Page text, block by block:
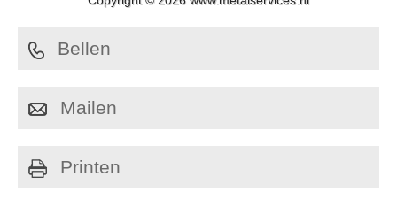
Bellen
Mailen
Printen